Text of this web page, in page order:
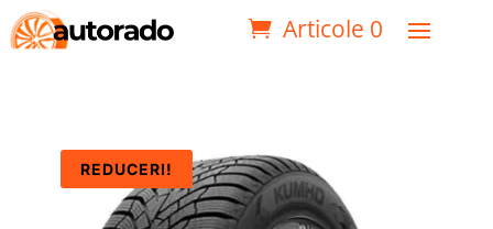
Articole 0
REDUCERI!